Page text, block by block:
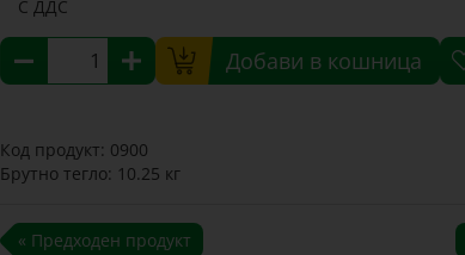
С ДДС
Добави в кошница
Код продукт: 0900
Брутно тегло: 10.25 кг
« Предходен продукт